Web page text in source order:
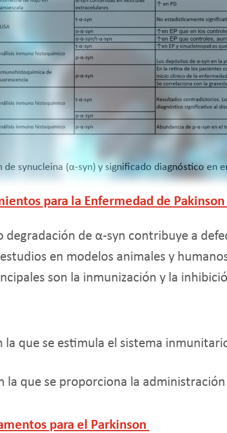
synucleina (α-syn) y significado diagnóstico en
para la Enfermedad de Pakinson
degradación de α-syn contribuye a
en modelos animales y
son la inmunización y la
la que se estimula el sistema
la que se proporciona la
para el Parkinson